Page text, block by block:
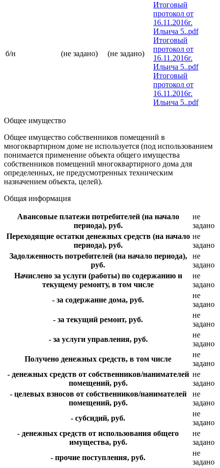
б/н (не задано) (не задано)
Итоговый
протокол от
16.11.2016г.
Ильича 5..pdf
Итоговый
протокол от
16.11.2016г.
Ильича 5..pdf
Итоговый
протокол от
16.11.2016г.
Ильича 5..pdf
Общее имущество
Общее имущество собственников помещений в
многоквартирном доме не используется (под использованием
понимается применение объекта общего имущества
собственников помещений многоквартирного дома для
определенных, не предусмотренных техническим
назначением объекта, целей).
Общая информация
Авансовые платежи потребителей (на начало
периода), руб.
не
задано
Переходящие остатки денежных средств (на начало
периода), руб.
не
задано
Задолженность потребителей (на начало периода),
руб.
не
задано
Начислено за услуги (работы) по содержанию и
текущему ремонту, в том числе
не
задано
- за содержание дома, руб.
не
задано
- за текущий ремонт, руб.
не
задано
- за услуги управления, руб.
не
задано
Получено денежных средств, в том числе
не
задано
- денежных средств от собственников/нанимателей
помещений, руб.
не
задано
- целевых взносов от собственников/нанимателей
помещений, руб.
не
задано
- субсидий, руб.
не
задано
- денежных средств от использования общего
имущества, руб.
не
задано
- прочие поступления, руб.
не
задано